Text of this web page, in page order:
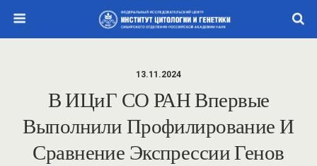
13.11.2024
В ИЦиГ СО РАН Впервые
Выполнили Профилирование И
Сравнение Экспрессии Генов